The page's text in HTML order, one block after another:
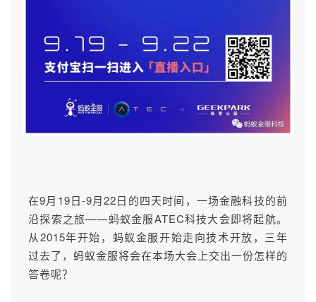
在9月19日-9月22日的四天时间，一场金融科技的前
沿探索之旅——蚂蚁金服ATEC科技大会即将起航。
从2015年开始，蚂蚁金服开始走向技术开放，三年
过去了，蚂蚁金服将会在本场大会上交出一份怎样的
答卷呢？